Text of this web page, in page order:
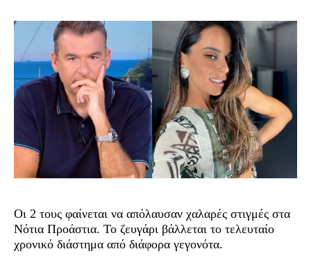
Οι 2 τους φαίνεται να απόλαυσαν χαλαρές στιγμές στα
Νότια Προάστια. Το ζευγάρι βάλλεται το τελευταίο
χρονικό διάστημα από διάφορα γεγονότα.